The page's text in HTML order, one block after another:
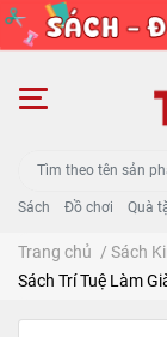
Sách Đồ chơi Quà
Trang chủ / Sách
Sách Trí Tuệ Làm